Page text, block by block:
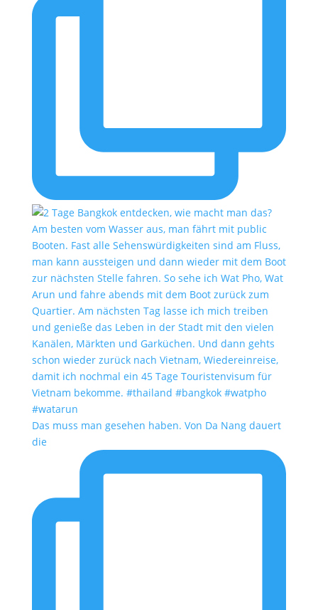
Das muss man gesehen haben. Von Da Nang dauert
die